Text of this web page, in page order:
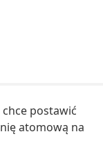
postawić
atomową na